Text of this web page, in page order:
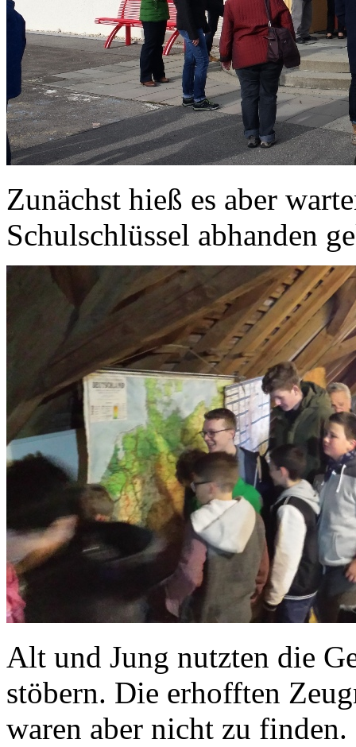
Zunächst hieß es aber
Schulschlüssel abhanden
Alt und Jung nutzten die
stöbern. Die erhofften
waren aber nicht zu finden.